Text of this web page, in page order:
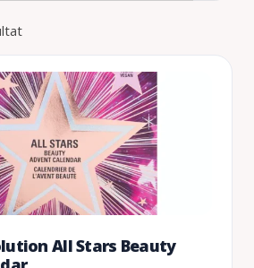
All Stars Beauty